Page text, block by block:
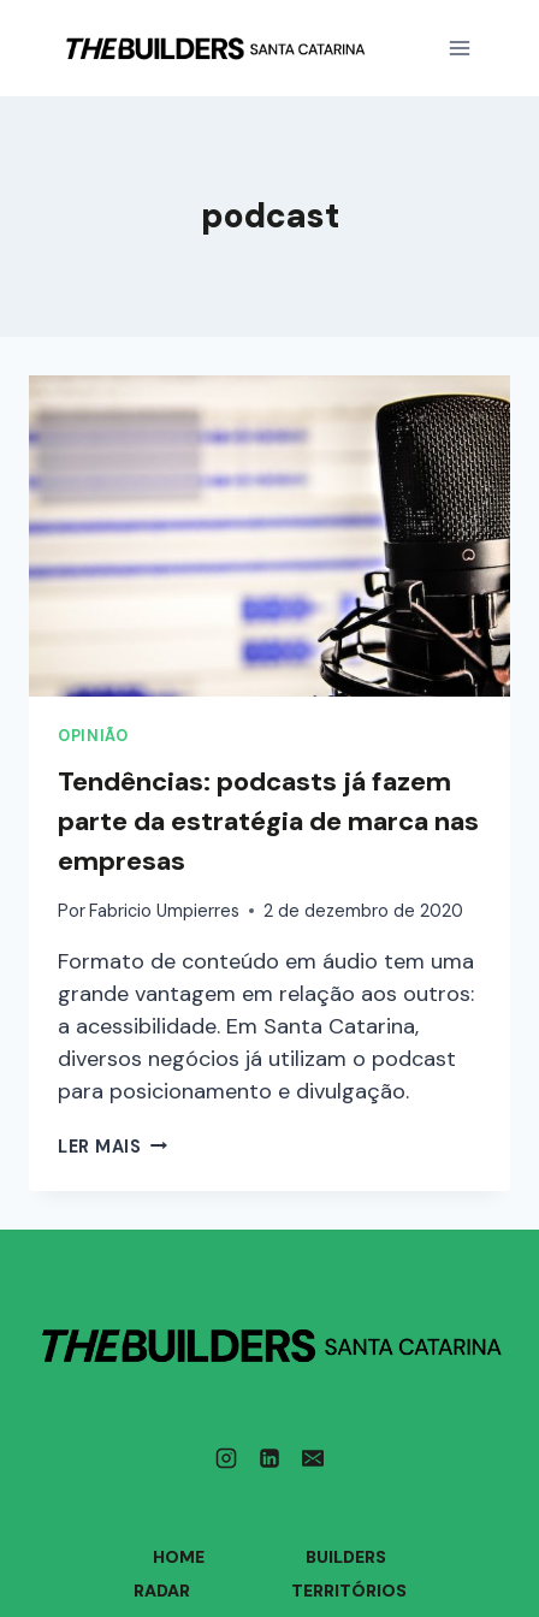
podcast
OPINIÃO
Tendências: podcasts já fazem
parte da estratégia de marca nas
empresas
PorFabricio Umpierres 2 de dezembro de 2020
Formato de conteúdo em áudio tem uma
grande vantagem em relação aos outros:
a acessibilidade. Em Santa Catarina,
diversos negócios já utilizam o podcast
para posicionamento e divulgação.
LER MAIS
HOME
BUILDERS
RADAR
TERRITÓRIOS